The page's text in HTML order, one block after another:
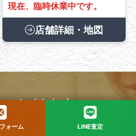
現在、臨時休業中です。
店舗詳細・地図
の無料査定
送料・出張料などは全て無
は、無料でキャンセルも可
ォーム LINE査定